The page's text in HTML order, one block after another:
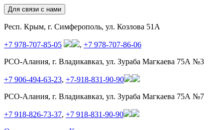
Для связи с нами
Респ. Крым, г. Симферополь, ул. Козлова 51А
+7 978-707-85-05 , +7 978-707-86-06
РСО-Алания, г. Владикавказ, ул. Зураба Магкаева 75А №3
+7 906-494-63-23, +7-918-831-90-90
РСО-Алания, г. Владикавказ, ул. Зураба Магкаева 75А №7
+7 918-826-73-37, +7 918-831-90-90